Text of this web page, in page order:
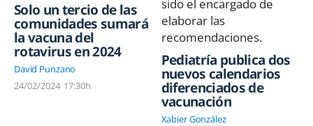
Solo un tercio de las
comunidades sumará
la vacuna del
rotavirus en 2024
David Punzano
24/02/2024 17:30h
Pediatría publica dos
nuevos calendarios
diferenciados de
vacunación
Xabier González